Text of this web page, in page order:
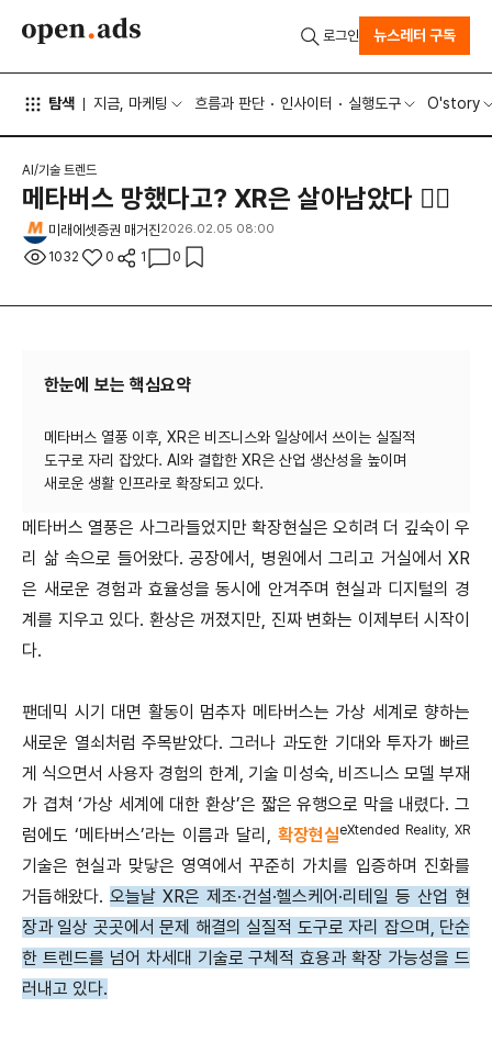
탐색 지금, 마케팅 흐름과 판단 인사이터 실행도구 O'story
로그인 뉴스레터 구독
AI/기술 트렌드
메타버스 망했다고? XR은 살아남았다 🐦‍🔥
미래에셋증권 매거진2026.02.05 08:00
1032 0 1 0
한눈에 보는 핵심요약
메타버스 열풍 이후, XR은 비즈니스와 일상에서 쓰이는 실질적
도구로 자리 잡았다. AI와 결합한 XR은 산업 생산성을 높이며
메타버스 열풍은 사그라들었지만 확장현실은 오히려 더 깊숙이 우
리 삶 속으로 들어왔다. 공장에서, 병원에서 그리고 거실에서 XR
은 새로운 경험과 효율성을 동시에 안겨주며 현실과 디지털의 경
계를 지우고 있다. 환상은 꺼졌지만, 진짜 변화는 이제부터 시작이
다.
팬데믹 시기 대면 활동이 멈추자 메타버스는 가상 세계로 향하는
새로운 열쇠처럼 주목받았다. 그러나 과도한 기대와 투자가 빠르
게 식으면서 사용자 경험의 한계, 기술 미성숙, 비즈니스 모델 부재
가 겹쳐 ‘가상 세계에 대한 환상’은 짧은 유행으로 막을 내렸다. 그
럼에도 ‘메타버스’라는 이름과 달리, 확장현실eXtended Reality, XR
기술은 현실과 맞닿은 영역에서 꾸준히 가치를 입증하며 진화를
거듭해왔다. 오늘날 XR은 제조·건설·헬스케어·리테일 등 산업 현
장과 일상 곳곳에서 문제 해결의 실질적 도구로 자리 잡으며, 단순
한 트렌드를 넘어 차세대 기술로 구체적 효용과 확장 가능성을 드
러내고 있다.